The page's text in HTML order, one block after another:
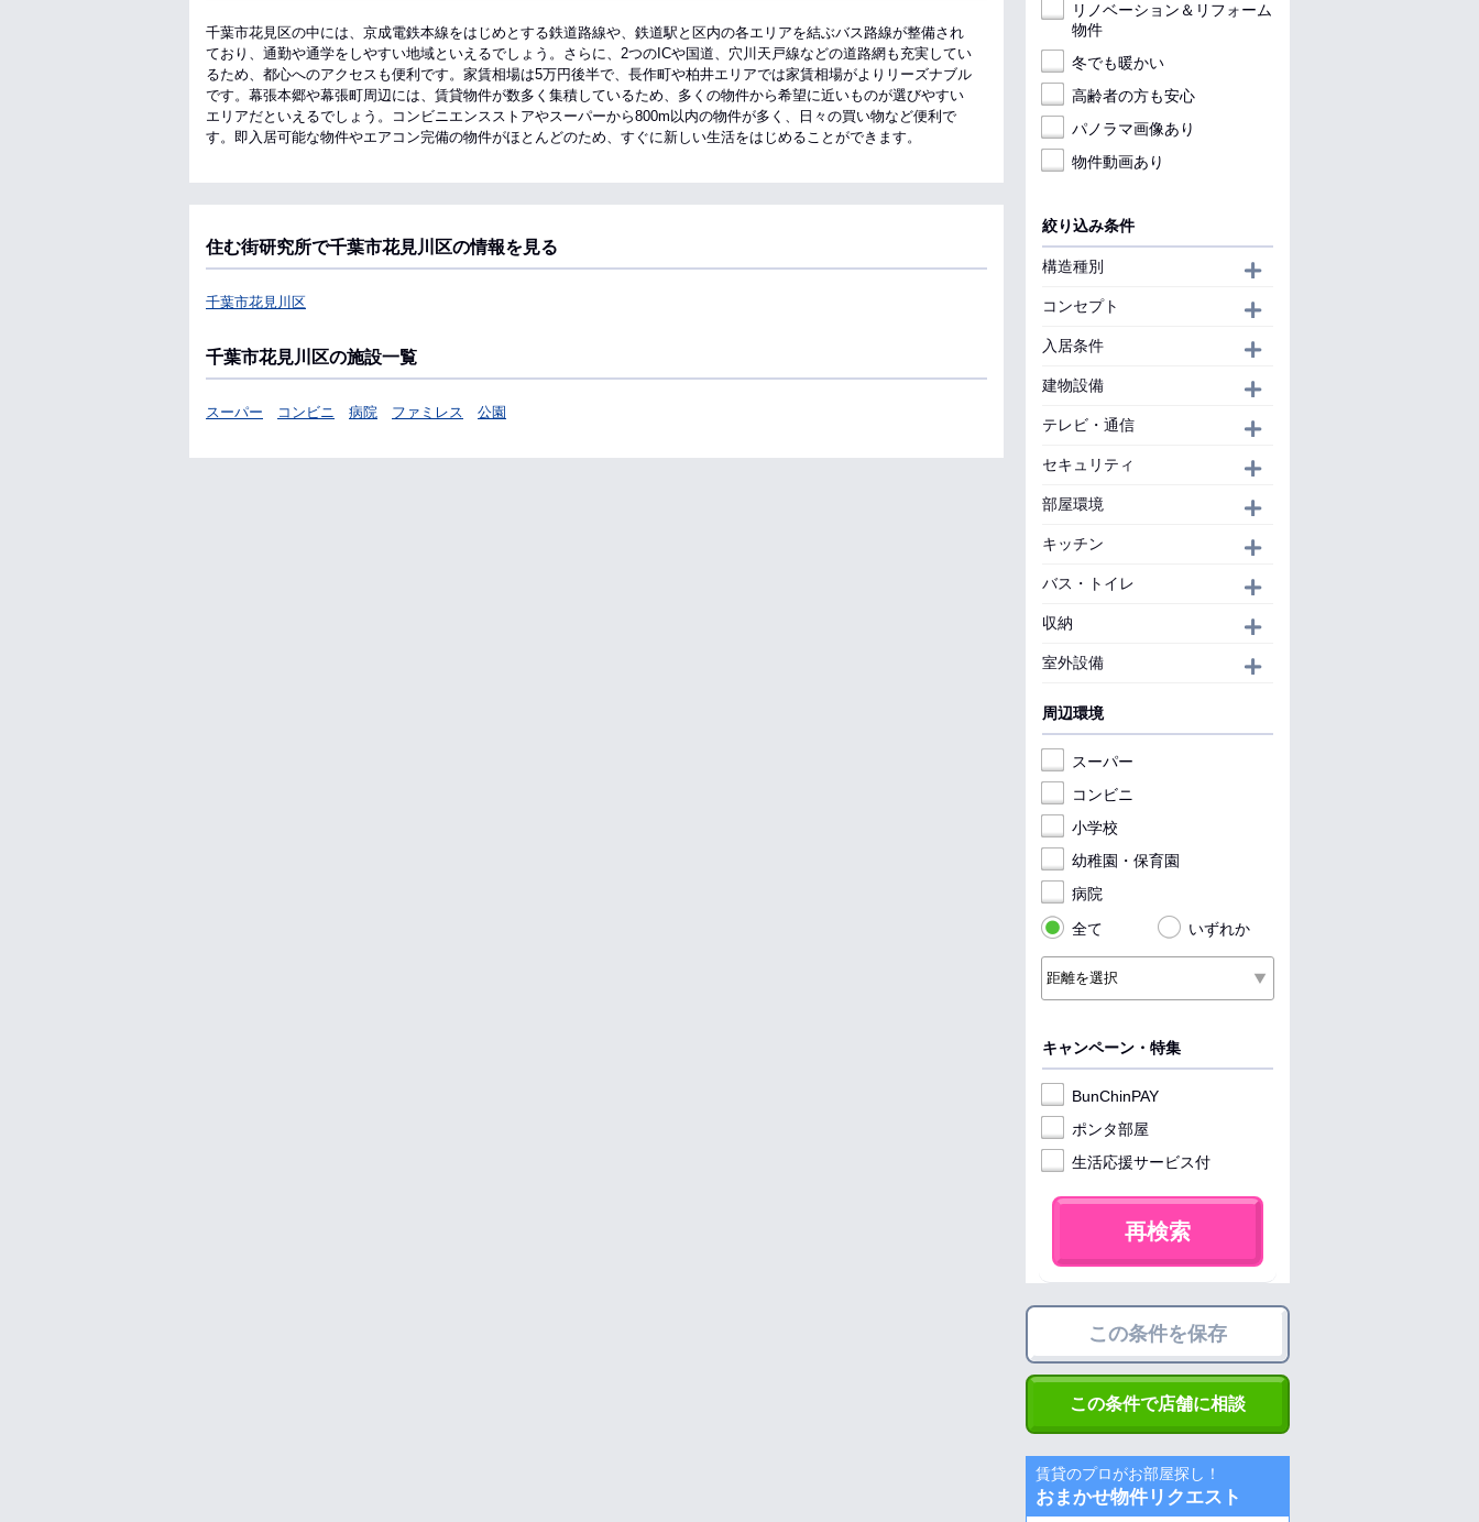
千葉市花見区の中には、京成電鉄本線をはじめとする鉄道路線や、鉄道駅と区内の各エリアを結ぶバス路線が整備され
ており、通勤や通学をしやすい地域といえるでしょう。さらに、2つのICや国道、穴川天戸線などの道路網も充実してい
るため、都心へのアクセスも便利です。家賃相場は5万円後半で、長作町や柏井エリアでは家賃相場がよりリーズナブル
です。幕張本郷や幕張町周辺には、賃貸物件が数多く集積しているため、多くの物件から希望に近いものが選びやすい
エリアだといえるでしょう。コンビニエンスストアやスーパーから800m以内の物件が多く、日々の買い物など便利で
す。即入居可能な物件やエアコン完備の物件がほとんどのため、すぐに新しい生活をはじめることができます。
住む街研究所で千葉市花見川区の情報を見る
千葉市花見川区
千葉市花見川区の施設一覧
スーパー コンビニ 病院 ファミレス 公園
リノベーション＆リフォーム
物件
冬でも暖かい
高齢者の方も安心
パノラマ画像あり
物件動画あり
絞り込み条件
構造種別
コンセプト
入居条件
建物設備
テレビ・通信
セキュリティ
部屋環境
キッチン
バス・トイレ
収納
室外設備
周辺環境
スーパー
コンビニ
小学校
幼稚園・保育園
病院
全て
いずれか
キャンペーン・特集
BunChinPAY
ポンタ部屋
生活応援サービス付
再検索
この条件を保存
この条件で店舗に相談
賃貸のプロがお部屋探し！
おまかせ物件リクエスト